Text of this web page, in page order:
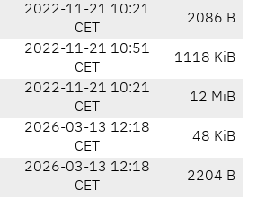
2022-11-21 10:21
CET
2086 B
2022-11-21 10:51
CET
1118 KiB
2022-11-21 10:21
CET
12 MiB
2026-03-13 12:18
CET
48 KiB
2026-03-13 12:18
CET
2204 B